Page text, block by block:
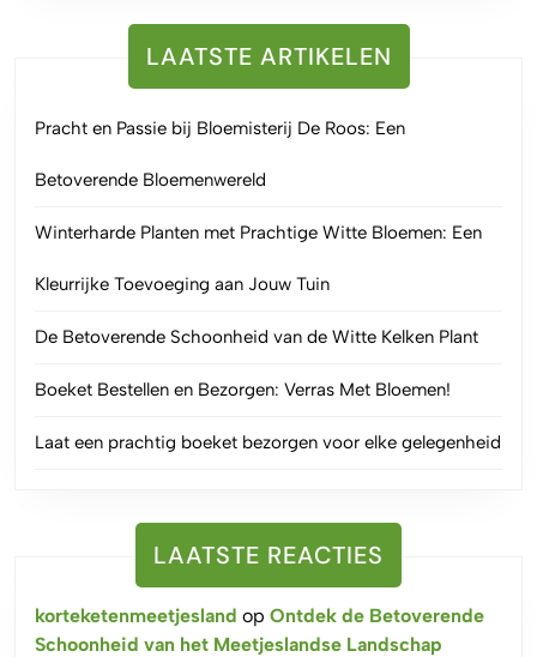
LAATSTE ARTIKELEN
Pracht en Passie bij Bloemisterij De Roos: Een
Betoverende Bloemenwereld
Winterharde Planten met Prachtige Witte Bloemen: Een
Kleurrijke Toevoeging aan Jouw Tuin
De Betoverende Schoonheid van de Witte Kelken Plant
Boeket Bestellen en Bezorgen: Verras Met Bloemen!
Laat een prachtig boeket bezorgen voor elke gelegenheid
LAATSTE REACTIES
korteketenmeetjesland op Ontdek de Betoverende
Schoonheid van het Meetjeslandse Landschap